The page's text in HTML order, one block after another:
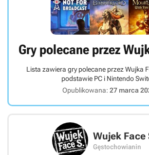
Gry polecane przez
Lista zawiera gry polecane przez Wujka
podstawie PC i Nintendo
Opublikowana: 27 marca
Wujek Face
Gęstochowianin